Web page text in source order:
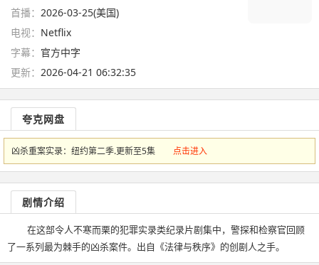
首播： 2026-03-25(美国)
电视： Netflix
字幕： 官方中字
更新： 2026-04-21 06:32:35
夸克网盘
凶杀重案实录：纽约第二季.更新至5集 点击进入
剧情介绍
在这部令人不寒而栗的犯罪实录类纪录片剧集中，警探和检察官回顾
了一系列最为棘手的凶杀案件。出自《法律与秩序》的创剧人之手。